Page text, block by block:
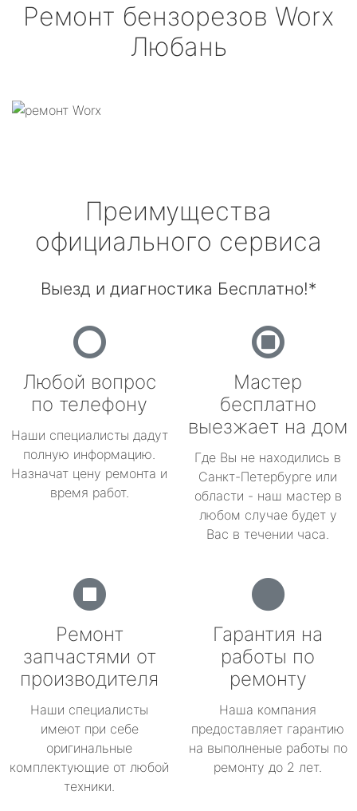
Ремонт бензорезов Worx
Любань
Преимущества
официального сервиса
Выезд и диагностика Бесплатно!*
Любой вопрос
по телефону
Наши специалисты дадут
полную информацию.
Назначат цену ремонта и
время работ.
Мастер
бесплатно
выезжает на дом
Где Вы не находились в
Санкт-Петербурге или
области - наш мастер в
любом случае будет у
Вас в течении часа.
Ремонт
запчастями от
производителя
Наши специалисты
имеют при себе
оригинальные
комплектующие от любой
техники.
Гарантия на
работы по
ремонту
Наша компания
предоставляет гарантию
на выполненые работы по
ремонту до 2 лет.